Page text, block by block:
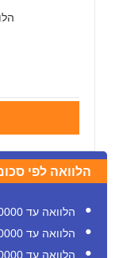
הלוואה לפי
הלוואה עד 10000 שקל
הלוואה עד 20000 שקל
הלוואה עד 30000 ש"ח